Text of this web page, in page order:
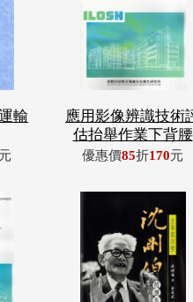
輸
元
應用影像辨識技術
估抬舉作業下背腰
優惠價85折170元